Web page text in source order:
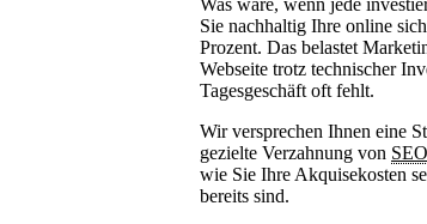
Sie nachhaltig Ihre online
Prozent. Das belastet
Webseite trotz technischer
Tagesgeschäft oft fehlt.
Wir versprechen Ihnen eine
gezielte Verzahnung von SEO
wie Sie Ihre Akquisekosten
bereits sind.